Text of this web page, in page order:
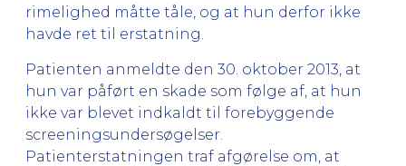
rimelighed måtte tåle, og at hun derfor ikke
havde ret til erstatning.
Patienten anmeldte den 30. oktober 2013, at
hun var påført en skade som følge af, at hun
ikke var blevet indkaldt til forebyggende
screeningsundersøgelser.
Patienterstatningen traf afgørelse om, at